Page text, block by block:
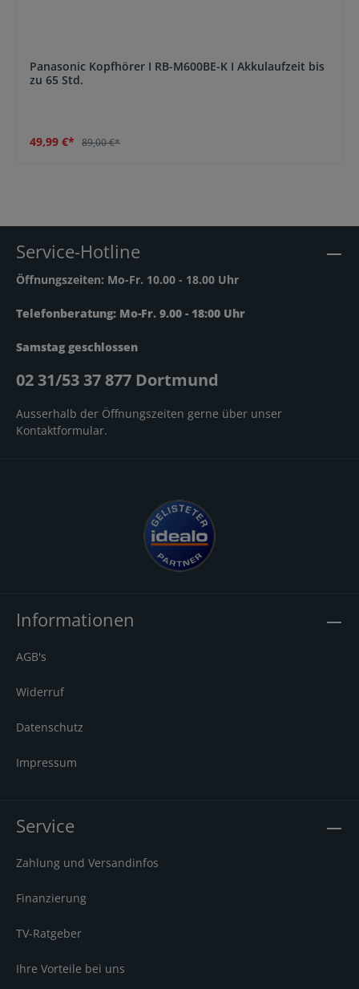
Panasonic Kopfhörer I RB-M600BE-K I Akkulaufzeit bis
zu 65 Std.
49,99 €* 89,00 €*
Service-Hotline
Öffnungszeiten: Mo-Fr. 10.00 - 18.00 Uhr
Telefonberatung: Mo-Fr. 9.00 - 18:00 Uhr
Samstag geschlossen
02 31/53 37 877 Dortmund
Ausserhalb der Öffnungszeiten gerne über unser
Kontaktformular.
Informationen
AGB's
Widerruf
Datenschutz
Impressum
Service
Zahlung und Versandinfos
Finanzierung
TV-Ratgeber
Ihre Vorteile bei uns